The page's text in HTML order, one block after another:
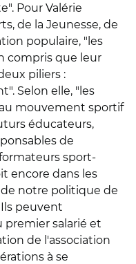
Pour Valérie
de la Jeunesse, de
populaire, "les
compris que leur
piliers :
Selon elle, "les
mouvement sportif
éducateurs,
de
sport-
encore dans les
notre politique de
peuvent
salarié et
de l'association
à se